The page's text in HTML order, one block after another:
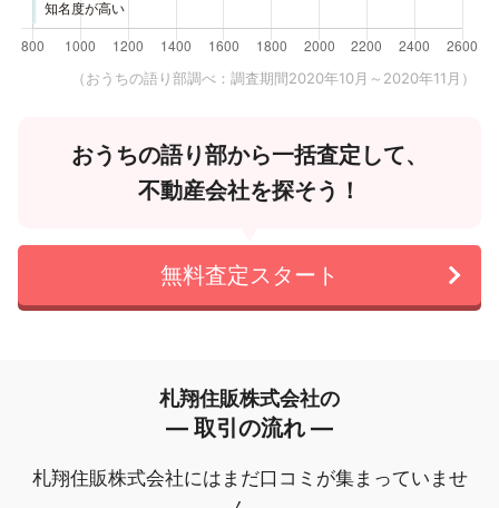
（おうちの語り部調べ：調査期間2020年10月～2020年11月）
おうちの語り部から一括査定して、
不動産会社を探そう！
無料査定スタート
札翔住販株式会社の
― 取引の流れ ―
札翔住販株式会社にはまだ口コミが集まっていませ